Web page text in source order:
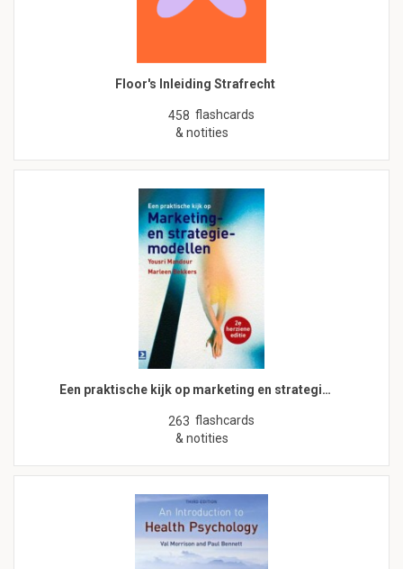
Floor's Inleiding Strafrecht
458 flashcards
& notities
Een praktische kijk op marketing en strategi…
263 flashcards
& notities